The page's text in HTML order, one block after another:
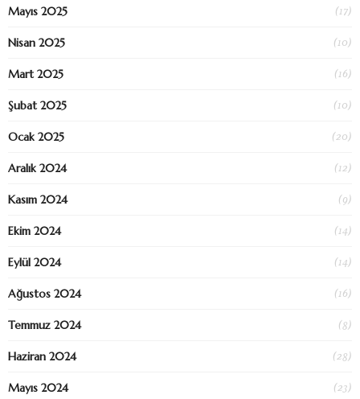
Mayıs 2025 (17)
Nisan 2025 (10)
Mart 2025 (16)
Şubat 2025 (10)
Ocak 2025 (20)
Aralık 2024 (12)
Kasım 2024 (9)
Ekim 2024 (14)
Eylül 2024 (14)
Ağustos 2024 (16)
Temmuz 2024 (8)
Haziran 2024 (28)
Mayıs 2024 (23)